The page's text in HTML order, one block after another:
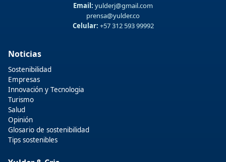
Email: yulderj@gmail.com
prensa@yulder.co
Celular: +57 312 593 99992
Noticias
Sostenibilidad
Empresas
Innovación y Tecnologia
Turismo
Salud
Opinión
Glosario de sostenibilidad
Tips sostenibles